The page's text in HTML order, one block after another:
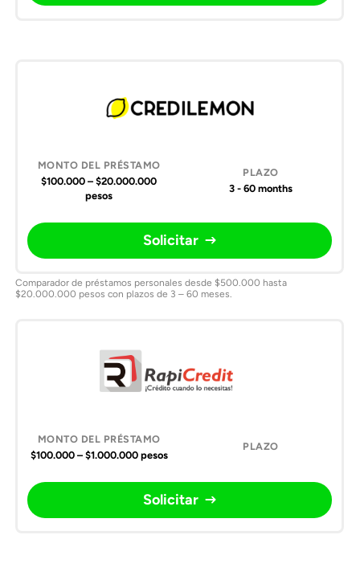
$100.000 – $20.000.000
pesos
3 - 60 months
Solicitar
Comparador de préstamos personales desde $500.000 hasta
$20.000.000 pesos con plazos de 3 – 60 meses.
$100.000 – $1.000.000 pesos
Solicitar